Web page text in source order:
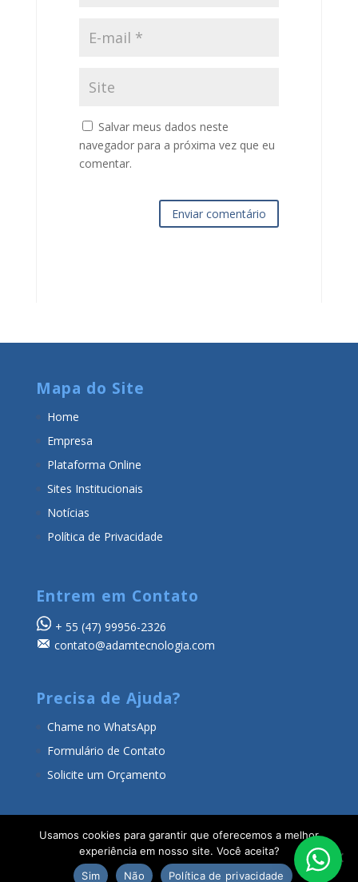
Salvar meus dados neste
navegador para a próxima vez que eu
comentar.
Enviar comentário
Mapa do Site
Home
Empresa
Plataforma Online
Sites Institucionais
Notícias
Política de Privacidade
Entrem em Contato
+ 55 (47) 99956-2326
contato@adamtecnologia.com
Precisa de Ajuda?
Chame no WhatsApp
Formulário de Contato
Solicite um Orçamento
Adam Tecnologia © Todos os direitos reservados.
Usamos cookies para garantir que oferecemos a melhor
experiência em nosso site. Você aceita?
Sim
Não Política de privacidade